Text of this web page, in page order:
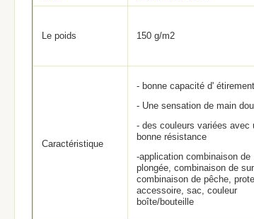
Le poids 150 g/m2
Caractéristique
- bonne capacité d' étirement
- Une sensation de main
- des couleurs variées avec
bonne résistance
-application combinaison de
plongée, combinaison de
combinaison de pêche,
accessoire, sac, couleur
boîte/bouteille